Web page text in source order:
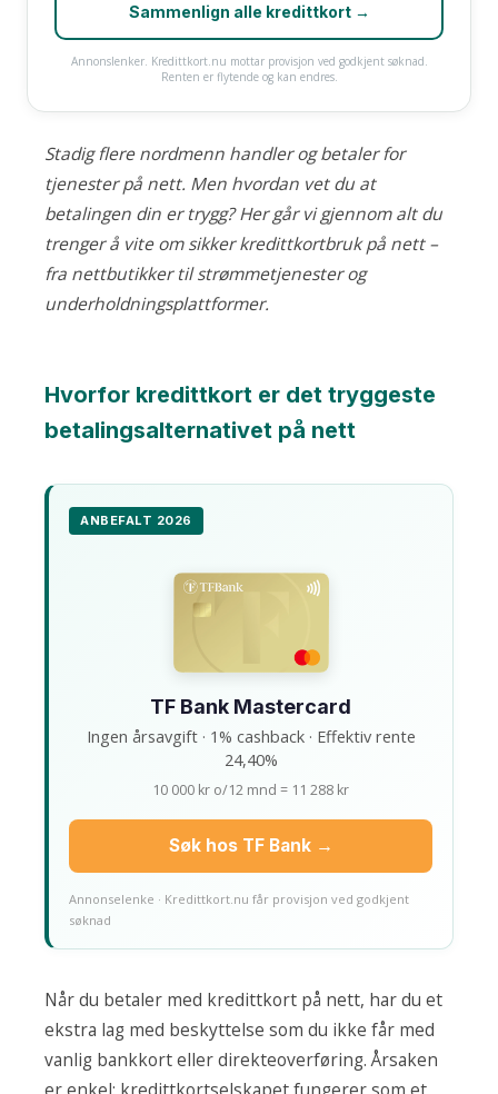
Stadig flere nordmenn handler og betaler for
tjenester på nett. Men hvordan vet du at
betalingen din er trygg? Her går vi gjennom alt du
trenger å vite om sikker kredittkortbruk på nett –
fra nettbutikker til strømmetjenester og
underholdningsplattformer.
Hvorfor kredittkort er det tryggeste
betalingsalternativet på nett
ANBEFALT 2026
TF Bank Mastercard
Ingen årsavgift · 1% cashback · Effektiv rente
24,40%
10 000 kr o/12 mnd = 11 288 kr
Søk hos TF Bank →
Annonselenke · Kredittkort.nu får provisjon ved godkjent
søknad
Når du betaler med kredittkort på nett, har du et
ekstra lag med beskyttelse som du ikke får med
vanlig bankkort eller direkteoverføring. Årsaken
Sammenlign alle kredittkort →
Annonslenker. Kredittkort.nu mottar provisjon ved godkjent søknad.
Renten er flytende og kan endres.